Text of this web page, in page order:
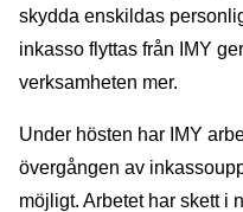
skydda enskildas
inkasso flyttas från IMY
verksamheten mer.
Under hösten har IMY
övergången av
möjligt. Arbetet har skett i